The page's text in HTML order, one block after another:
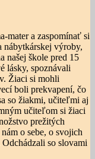
mater a zaspomínať si
nábytkárskej výroby,
našej škole pred 15
lásky, spoznávali
Žiaci si mohli
boli prekvapení, čo
so žiakmi, učiteľmi aj
učiteľom si žiaci
prežitých
o sebe, o svojich
so slovami